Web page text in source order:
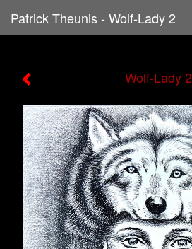
Patrick Theunis - Wolf-Lady 2
Wolf-Lady 2